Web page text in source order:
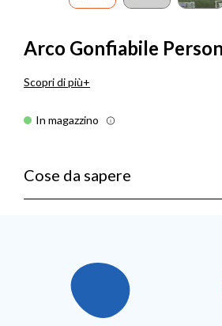
Arco Gonfiabile
Scopri di più
In magazzino
Cose da sapere